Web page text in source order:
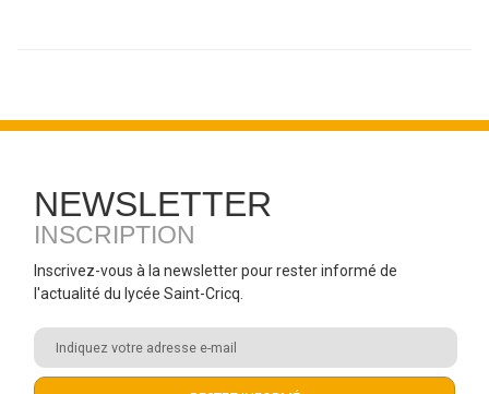
NEWSLETTER
INSCRIPTION
Inscrivez-vous à la newsletter pour rester informé de
l'actualité du lycée Saint-Cricq.